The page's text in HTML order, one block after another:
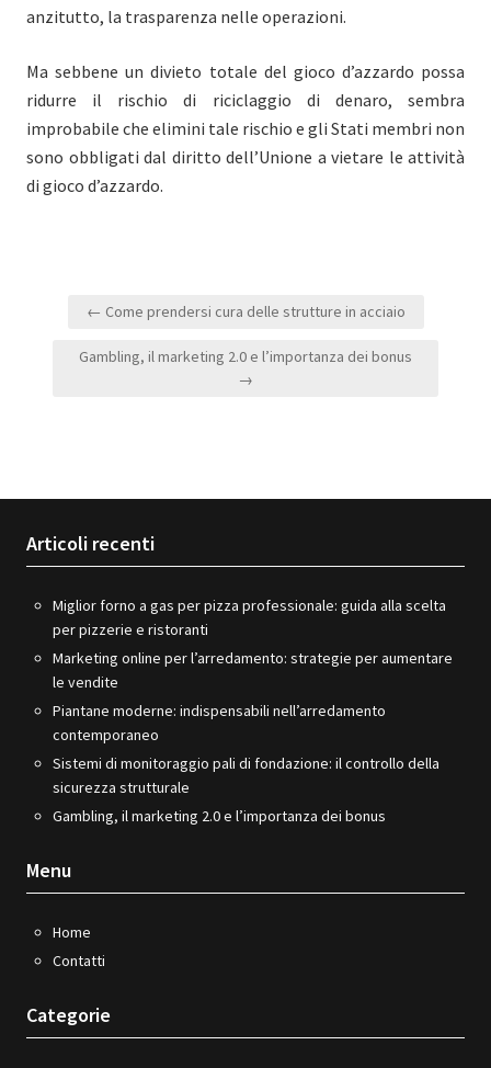
anzitutto, la trasparenza nelle operazioni.
Ma sebbene un divieto totale del gioco d’azzardo possa
ridurre il rischio di riciclaggio di denaro, sembra
improbabile che elimini tale rischio e gli Stati membri non
sono obbligati dal diritto dell’Unione a vietare le attività
di gioco d’azzardo.
Navigazione
← Come prendersi cura delle strutture in acciaio
Gambling, il marketing 2.0 e l’importanza dei bonus
→
Articoli recenti
Miglior forno a gas per pizza professionale: guida alla scelta
per pizzerie e ristoranti
Marketing online per l’arredamento: strategie per aumentare
le vendite
Piantane moderne: indispensabili nell’arredamento
contemporaneo
Sistemi di monitoraggio pali di fondazione: il controllo della
sicurezza strutturale
Gambling, il marketing 2.0 e l’importanza dei bonus
Menu
Home
Contatti
Categorie